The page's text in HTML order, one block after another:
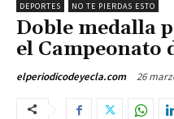
DEPORTES NO TE PIERDAS ESTO
Doble medalla
el Campeonato
elperiodicodeyecla.com 26